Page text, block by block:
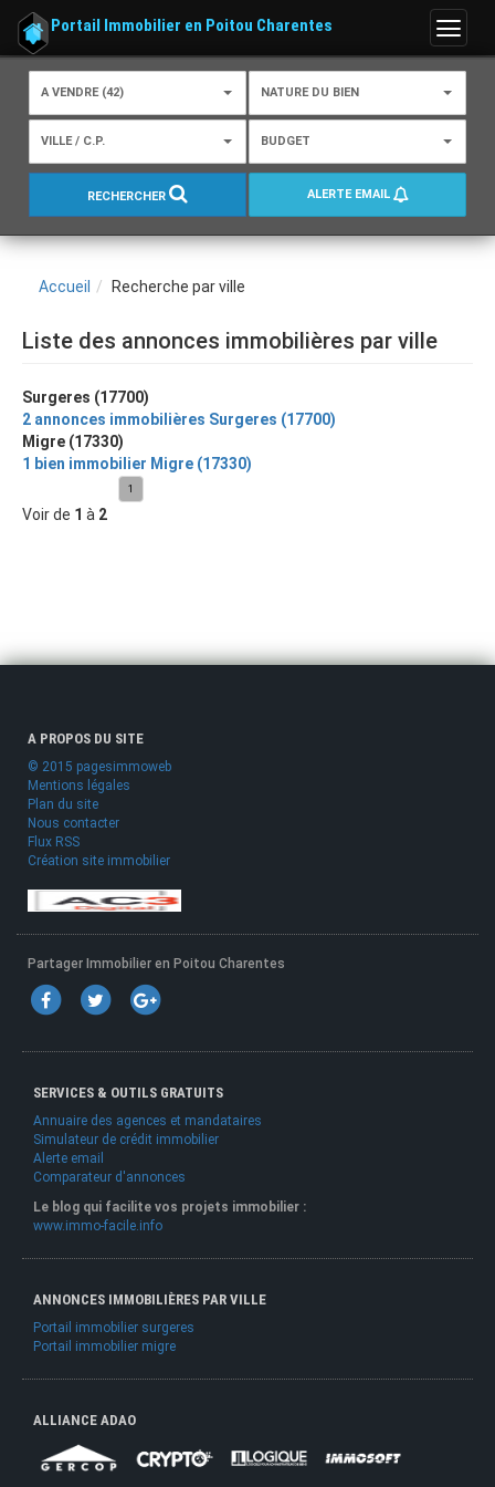
Menu
Portail Immobilier en Poitou Charentes
A VENDRE (42) NATURE DU BIEN
VILLE / C.P. BUDGET
RECHERCHER ALERTE EMAIL
Accueil Recherche par ville
Liste des annonces immobilières par ville
Surgeres (17700)
2 annonces immobilières Surgeres (17700)
Migre (17330)
1 bien immobilier Migre (17330)
Voir de 1 à 2
1
A PROPOS DU SITE
© 2015 pagesimmoweb
Mentions légales
Plan du site
Nous contacter
Flux RSS
Création site immobilier
Partager Immobilier en Poitou Charentes
SERVICES & OUTILS GRATUITS
Annuaire des agences et mandataires
Simulateur de crédit immobilier
Alerte email
Comparateur d'annonces
Le blog qui facilite vos projets immobilier :
www.immo-facile.info
ANNONCES IMMOBILIÈRES PAR VILLE
Portail immobilier surgeres
Portail immobilier migre
ALLIANCE ADAO